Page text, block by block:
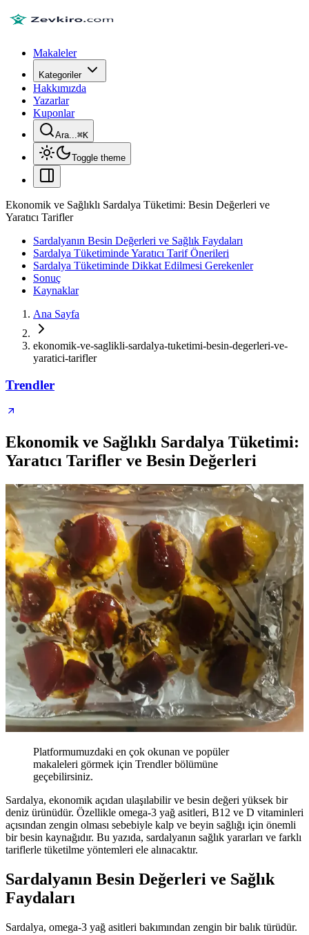
Makaleler
Kategoriler
Hakkımızda
Yazarlar
Kuponlar
Ara...⌘K
Toggle theme
Ekonomik ve Sağlıklı Sardalya Tüketimi: Besin Değerleri ve
Yaratıcı Tarifler
Sardalyanın Besin Değerleri ve Sağlık Faydaları
Sardalya Tüketiminde Yaratıcı Tarif Önerileri
Sardalya Tüketiminde Dikkat Edilmesi Gerekenler
Sonuç
Kaynaklar
Ana Sayfa
ekonomik-ve-saglikli-sardalya-tuketimi-besin-degerleri-ve-
yaratici-tarifler
Trendler
Ekonomik ve Sağlıklı Sardalya Tüketimi:
Yaratıcı Tarifler ve Besin Değerleri
Platformumuzdaki en çok okunan ve popüler
makaleleri görmek için Trendler bölümüne
geçebilirsiniz.
Sardalya, ekonomik açıdan ulaşılabilir ve besin değeri yüksek bir
deniz ürünüdür. Özellikle omega-3 yağ asitleri, B12 ve D vitaminleri
açısından zengin olması sebebiyle kalp ve beyin sağlığı için önemli
bir besin kaynağıdır. Bu yazıda, sardalyanın sağlık yararları ve farklı
tariflerle tüketilme yöntemleri ele alınacaktır.
Sardalyanın Besin Değerleri ve Sağlık
Faydaları
Sardalya, omega-3 yağ asitleri bakımından zengin bir balık türüdür.